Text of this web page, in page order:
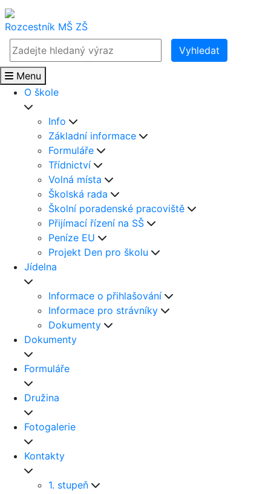
Rozcestník MŠ ZŠ
Vyhledat
Menu
O škole
Info
Základní informace
Formuláře
Třídnictví
Volná místa
Školská rada
Školní poradenské pracoviště
Přijímací řízení na SŠ
Peníze EU
Projekt Den pro školu
Jídelna
Informace o přihlašování
Informace pro strávníky
Dokumenty
Dokumenty
Formuláře
Družina
Fotogalerie
Kontakty
1. stupeň